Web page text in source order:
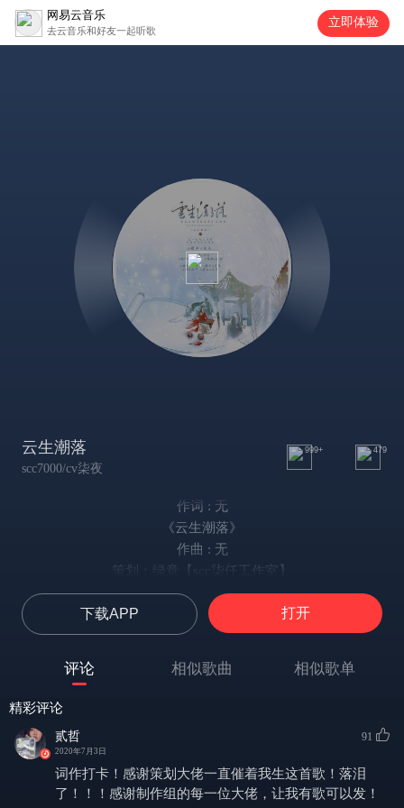
网易云音乐
去云音乐和好友一起听歌
立即体验
云生潮落
scc7000/cv柒夜
999+ 479
作词 : 无
《云生潮落》
作曲 : 无
策划：绿意【scc柒仟工作室】
作编曲：浅逸
作词：贰哲【平纱落雁】
歌手：柒夜【scc柒仟工作室】
捧一腔赤心如火
也怀拥几分温热
何人曾问前生可悔过
下载APP 打开
评论 相似歌曲 相似歌单
精彩评论
贰哲
2020年7月3日
91
词作打卡！感谢策划大佬一直催着我生这首歌！落泪
了！！！感谢制作组的每一位大佬，让我有歌可以发！